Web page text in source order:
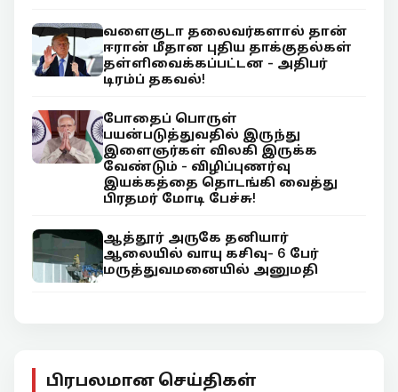
வளைகுடா தலைவர்களால் தான்
ஈரான் மீதான புதிய தாக்குதல்கள்
தள்ளிவைக்கப்பட்டன - அதிபர்
டிரம்ப் தகவல்!
போதைப் பொருள்
பயன்படுத்துவதில் இருந்து
இளைஞர்கள் விலகி இருக்க
வேண்டும் - விழிப்புணர்வு
இயக்கத்தை தொடங்கி வைத்து
பிரதமர் மோடி பேச்சு!
ஆத்தூர் அருகே தனியார்
ஆலையில் வாயு கசிவு- 6 பேர்
மருத்துவமனையில் அனுமதி
பிரபலமான செய்திகள்